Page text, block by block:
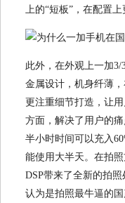
上的“短板”，在配置上
此外，在外观上一加
金属设计，机身纤薄
更注重细节打造，让
方面，解决了用户的痛
半小时时间可以充入
能使用大半天。在拍照
DSP带来了全新的拍
认为是拍照最牛逼的国